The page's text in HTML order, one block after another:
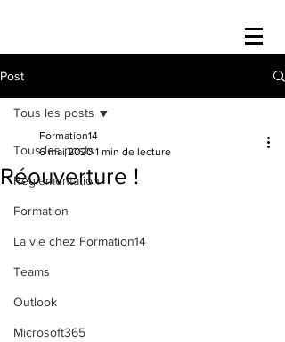
Post
Tous les posts
Réglementation
Formation
La vie chez Formation14
Teams
Outlook
Microsoft365
Tous les posts
Réouverture !
Formation14
6 mai 2020 1 min de lecture